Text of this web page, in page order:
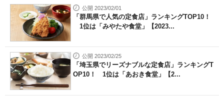
公開 2023/02/01
「群馬県で人気の定食店」ランキングTOP10！
1位は「みやたや食堂」【2023...
公開 2023/02/25
「埼玉県でリーズナブルな定食店」ランキングT
OP10！ 1位は「あおき食堂」【2...